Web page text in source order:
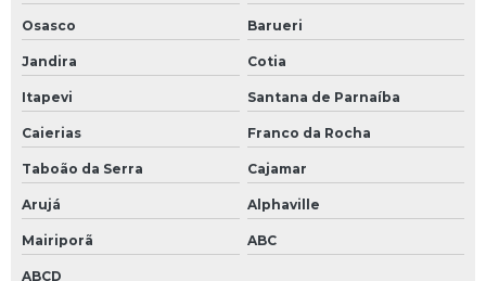
Osasco Barueri
Jandira Cotia
Itapevi Santana de Parnaíba
Caierias Franco da Rocha
Taboão da Serra Cajamar
Arujá Alphaville
Mairiporã ABC
ABCD